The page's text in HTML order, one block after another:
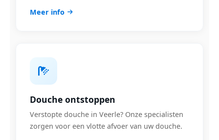
Meer info
Douche ontstoppen
Verstopte douche in Veerle? Onze specialisten
zorgen voor een vlotte afvoer van uw douche.